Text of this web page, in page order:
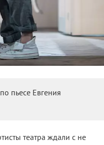
пьесе Евгения
театра ждали с не